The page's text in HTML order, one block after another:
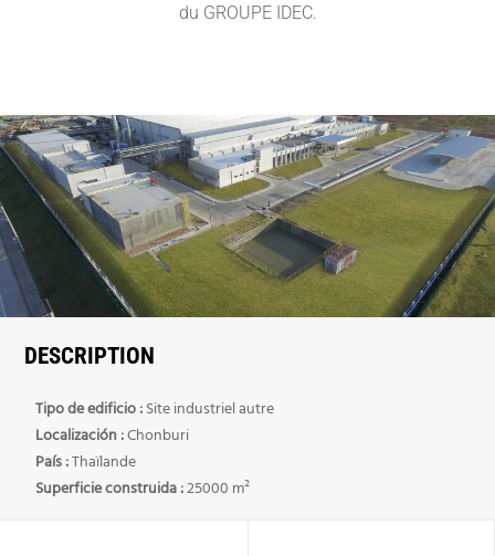
du GROUPE IDEC.
DESCRIPTION
Tipo de edificio :Site industriel autre
Localización :Chonburi
País :Thaïlande
Superficie construida :25000 m²